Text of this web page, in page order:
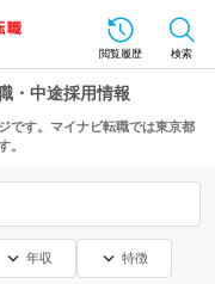
閲覧履歴 検索
・中途採用情報
です。マイナビ転職では東京都
。
年収 特徴